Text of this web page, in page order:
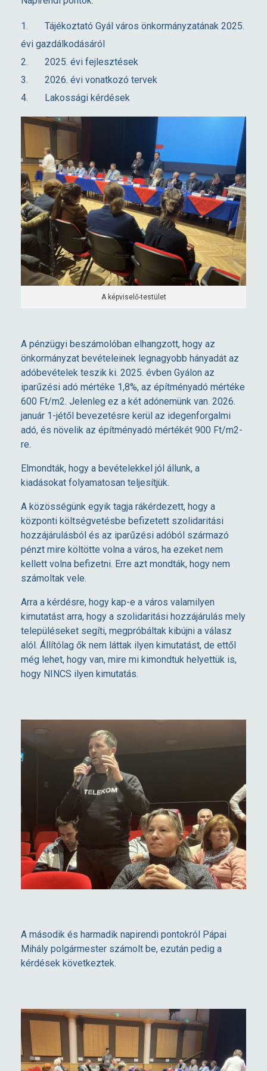
e
s
z
á
m
o
l
ó
a
ö
z
m
g
h
a
l
l
g
a
t
á
r
ó
l
2
2
5
Tájékoztató Gyál város önkormányzatának 2025.
évi gazdálkodásáról
2025. évi fejlesztések
2026. évi vonatkozó tervek
Lakossági kérdések
A képviselő-testület
A pénzügyi beszámolóban elhangzott, hogy az
önkormányzat bevételeinek legnagyobb hányadát az
adóbevételek teszik ki. 2025. évben Gyálon az
iparűzési adó mértéke 1,8%, az építményadó mértéke
600 Ft/m2. Jelenleg ez a két adónemünk van. 2026.
január 1-jétől bevezetésre kerül az idegenforgalmi
adó, és növelik az építményadó mértékét 900 Ft/m2-
re.
Elmondták, hogy a bevételekkel jól állunk, a
kiadásokat folyamatosan teljesítjük.
A közösségünk egyik tagja rákérdezett, hogy a
központi költségvetésbe befizetett szolidaritási
hozzájárulásból és az iparűzési adóból származó
pénzt mire költötte volna a város, ha ezeket nem
kellett volna befizetni. Erre azt mondták, hogy nem
számoltak vele.
Arra a kérdésre, hogy kap-e a város valamilyen
kimutatást arra, hogy a szolidaritási hozzájárulás mely
településeket segíti, megpróbáltak kibújni a válasz
alól. Állítólag ők nem láttak ilyen kimutatást, de ettől
még lehet, hogy van, mire mi kimondtuk helyettük is,
hogy NINCS ilyen kimutatás.
A második és harmadik napirendi pontokról Pápai
Mihály polgármester számolt be, ezután pedig a
kérdések következtek.